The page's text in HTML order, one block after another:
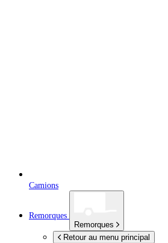
Camions
Remorques
Remorques
Retour au menu principal